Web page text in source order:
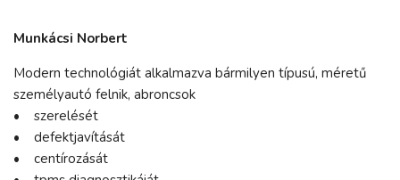
Munkácsi Norbert
Modern technológiát alkalmazva bármilyen típusú, méretű
személyautó felnik, abroncsok
• szerelését
• defektjavítását
• centírozását